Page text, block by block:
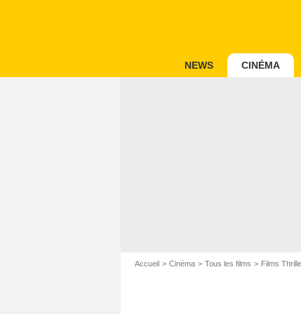
NEWS CINÉMA
Accueil Cinéma Tous les films Films